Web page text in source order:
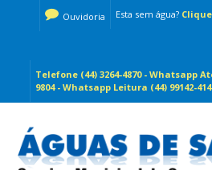
Esta sem água?
Ouvidoria
Telefone (44) 3264-4870 - Whatsapp
9804 - Whatsapp Leitura (44) 99142-